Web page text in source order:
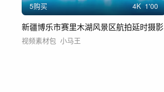
5购买 4K 1'00
新疆博乐市赛里木湖风景区航拍延时摄影
视频素材包 小马王